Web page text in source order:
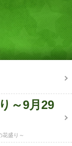
～9月29
花盛り～